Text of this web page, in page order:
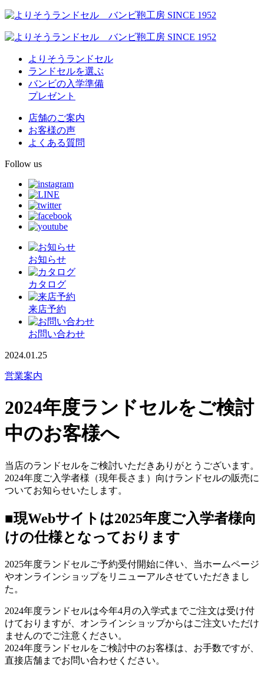
よりそうランドセル
ランドセルを選ぶ
バンビの入学準備
プレゼント
店舗のご案内
お客様の声
よくある質問
Follow us
お知らせ
カタログ
来店予約
お問い合わせ
2024.01.25
営業案内
2024年度ランドセルをご検討
中のお客様へ
当店のランドセルをご検討いただきありがとうございます。
2024年度ご入学者様（現年長さま）向けランドセルの販売に
ついてお知らせいたします。
■現Webサイトは2025年度ご入学者様向
けの仕様となっております
2025年度ランドセルご予約受付開始に伴い、当ホームページ
やオンラインショップをリニューアルさせていただきまし
た。
2024年度ランドセルは今年4月の入学式までご注文は受け付
けておりますが、オンラインショップからはご注文いただけ
ませんのでご注意ください。
2024年度ランドセルをご検討中のお客様は、お手数ですが、
直接店舗までお問い合わせください。